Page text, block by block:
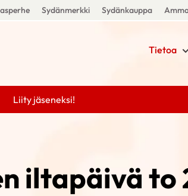
Sydänmerkki Sydänkauppa
Tietoa
Liity jäseneksi!
iltapäivä to